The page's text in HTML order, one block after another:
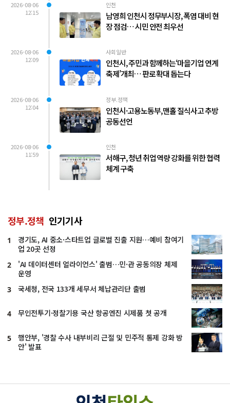
2026-08-06
12:15
인천
남영희 인천시 정무부시장, 폭염 대비 현
장 점검… 시민 안전 최우선
2026-08-06
12:09
사회일반
인천시, 주민과 함께하는‘마을기업 연계
축제’개최… 판로 확대 돕는다
2026-08-06
12:04
정부.정책
인천시·고용노동부, 맨홀 질식사고 추방
공동선언
2026-08-06
11:59
인천
서해구, 청년 취업 역량 강화를 위한 협력
체계 구축
정부.정책 인기기사
1
경기도, AI 중소·스타트업 글로벌 진출 지원…예비 참여기
업 20곳 선정
2
'AI 데이터센터 얼라이언스' 출범…민·관 공동의장 체제
운영
3 국세청, 전국 133개 세무서 체납관리단 출범
4 무인전투기·정찰기용 국산 항공엔진 시제품 첫 공개
5
행안부, '경찰 수사 내부비리 근절 및 민주적 통제 강화 방
안' 발표